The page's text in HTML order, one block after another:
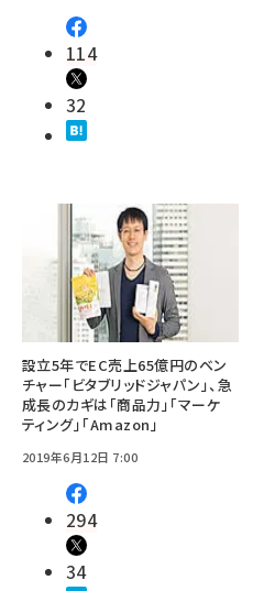
114
32
設立5年でEC売上65億円のベン
チャー「ビタブリッドジャパン」、急
成長のカギは「商品力」「マーケ
ティング」「Amazon」
2019年6月12日 7:00
294
34